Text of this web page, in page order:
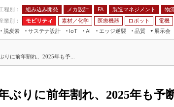
程別： 組み込み開発 メカ設計 FA 製造マネジメント 物
業別：
モビリティ 素材／化学 医療機器 ロボット 電機
脱炭素
サステナ設計
IoT
AI
保全
エッジ逆襲 品質
展示会
JIMTOF
IIFES
VR／AR
フィールドサービス
りに前年割れ、2025年も予...
ぶりに前年割れ、2025年も予